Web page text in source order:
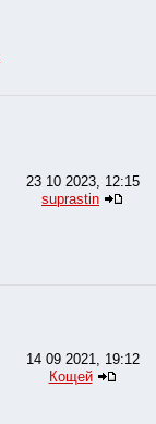
23 10 2023, 12:15
suprastin
14 09 2021, 19:12
Кощей